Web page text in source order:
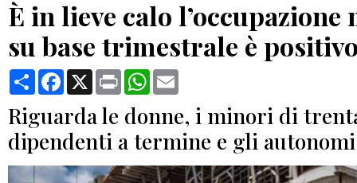
È in lieve calo l’occupazione
su base trimestrale è
CondividiFacebook
X Print WhatsApp
Riguarda le donne, i minori di
dipendenti a termine e gli autonomi